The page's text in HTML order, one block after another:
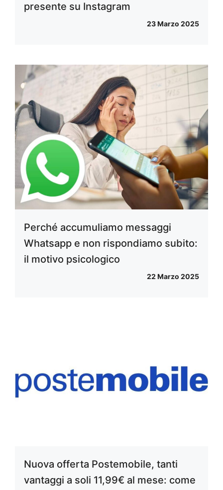
presente su Instagram
23 Marzo 2025
Perché accumuliamo messaggi
Whatsapp e non rispondiamo subito:
il motivo psicologico
22 Marzo 2025
Nuova offerta Postemobile, tanti
vantaggi a soli 11,99€ al mese: come